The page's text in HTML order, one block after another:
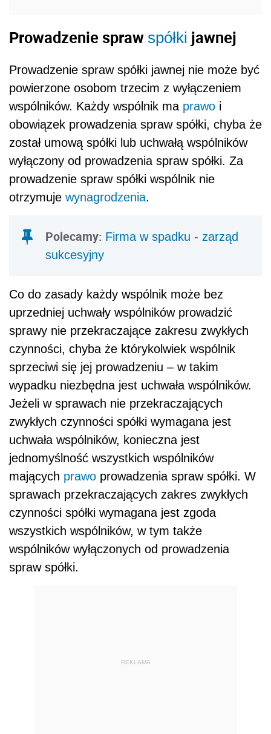
Prowadzenie spraw spółki jawnej
Prowadzenie spraw spółki jawnej nie może być
powierzone osobom trzecim z wyłączeniem
wspólników. Każdy wspólnik ma prawo i
obowiązek prowadzenia spraw spółki, chyba że
został umową spółki lub uchwałą wspólników
wyłączony od prowadzenia spraw spółki. Za
prowadzenie spraw spółki wspólnik nie
otrzymuje wynagrodzenia.
Polecamy: Firma w spadku - zarząd
sukcesyjny
Co do zasady każdy wspólnik może bez
uprzedniej uchwały wspólników prowadzić
sprawy nie przekraczające zakresu zwykłych
czynności, chyba że którykolwiek wspólnik
sprzeciwi się jej prowadzeniu – w takim
wypadku niezbędna jest uchwała wspólników.
Jeżeli w sprawach nie przekraczających
zwykłych czynności spółki wymagana jest
uchwała wspólników, konieczna jest
jednomyślność wszystkich wspólników
mających prawo prowadzenia spraw spółki. W
sprawach przekraczających zakres zwykłych
czynności spółki wymagana jest zgoda
wszystkich wspólników, w tym także
wspólników wyłączonych od prowadzenia
spraw spółki.
REKLAMA